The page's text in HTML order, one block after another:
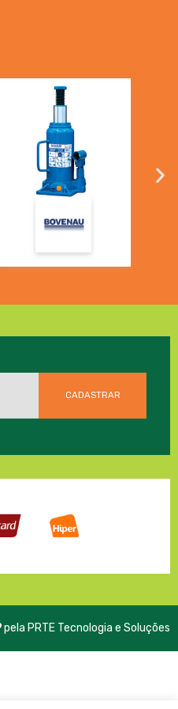
pela PRTE Tecnologia e Soluções